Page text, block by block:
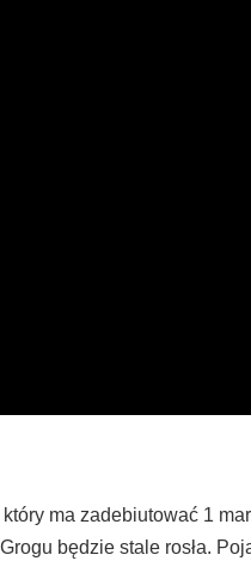
ma zadebiutować 1
będzie stale rosła.